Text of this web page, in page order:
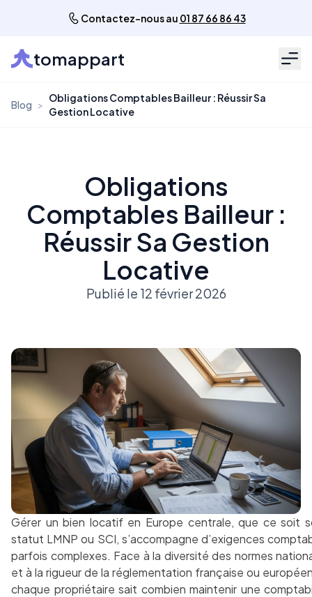
Contactez-nous au 01 87 66 86 43
tomappart
Blog >
Obligations Comptables Bailleur : Réussir Sa
Gestion Locative
Obligations
Comptables Bailleur :
Réussir Sa Gestion
Locative
Publié le 12 février 2026
Gérer un bien locatif en Europe centrale, que ce soit
statut LMNP ou SCI, s’accompagne d’exigences
parfois complexes. Face à la diversité des normes
et à la rigueur de la réglementation française ou
chaque propriétaire sait combien maintenir une